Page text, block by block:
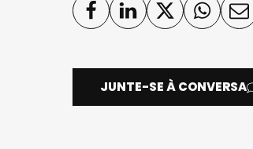
JUNTE-SE À CONVERSA